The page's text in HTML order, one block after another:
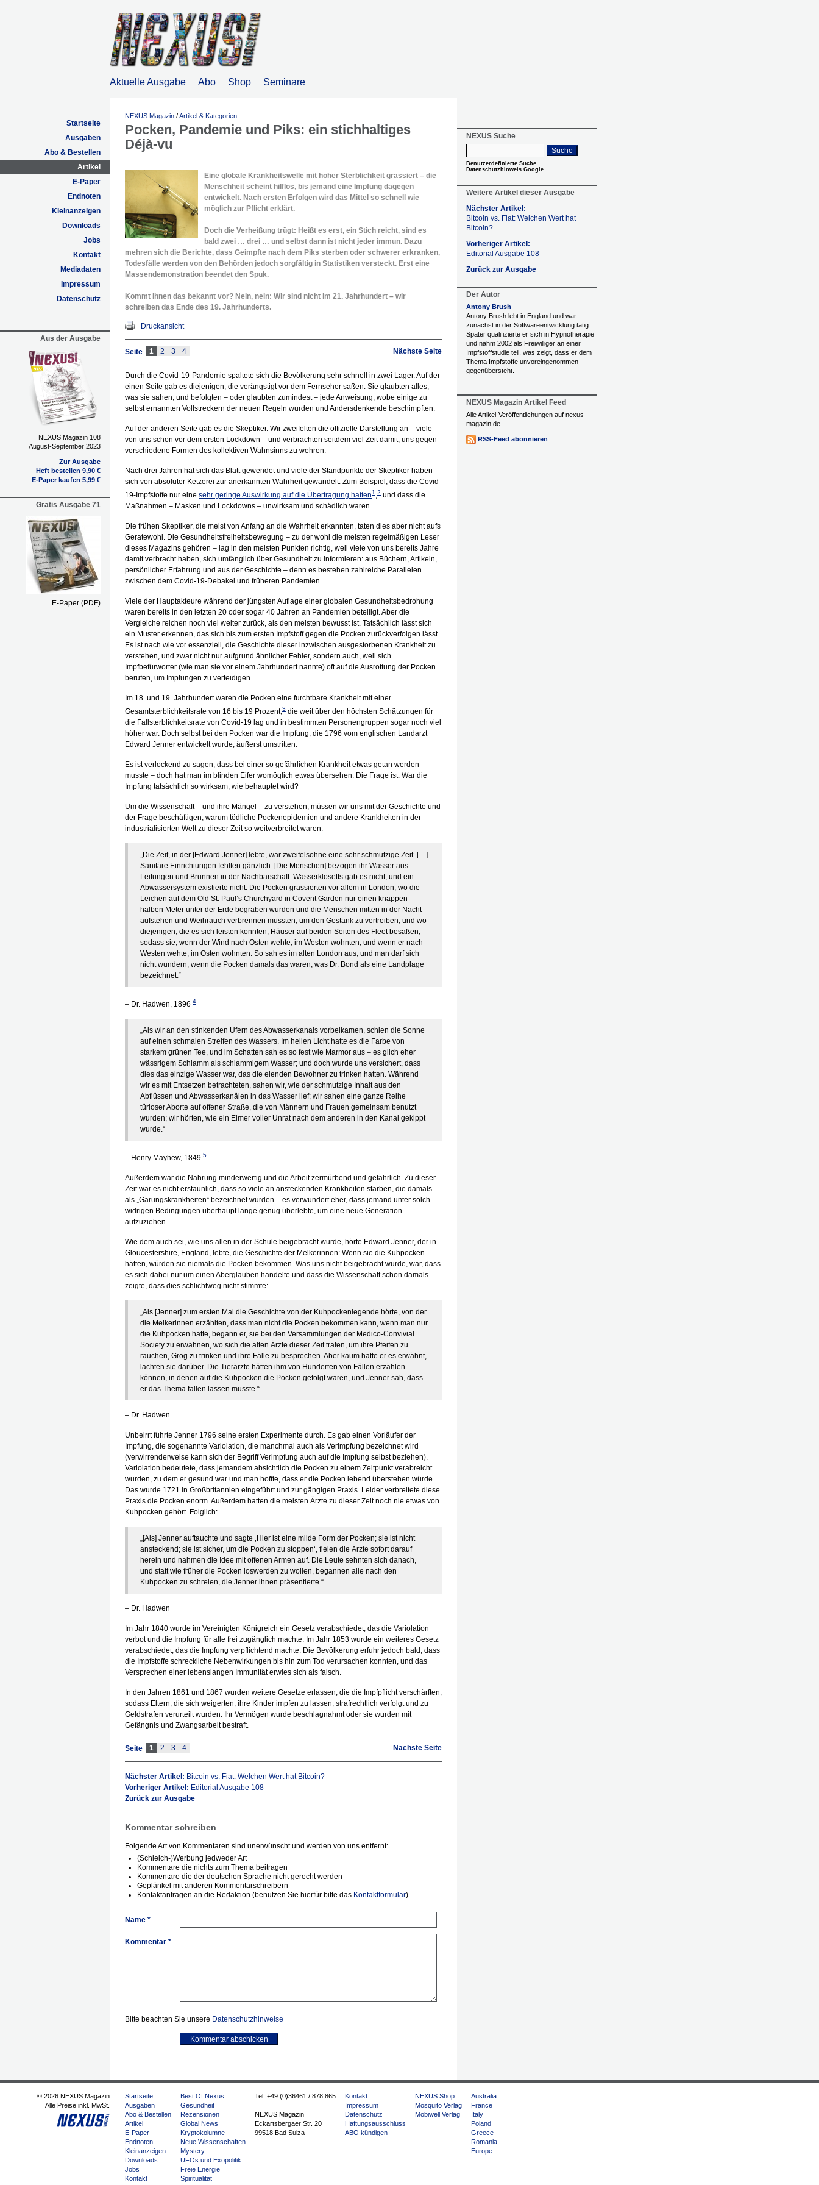
Aktuelle Ausgabe Abo Shop Seminare
Startseite
Ausgaben
Abo & Bestellen
Artikel
E-Paper
Endnoten
Kleinanzeigen
Downloads
Jobs
Kontakt
Mediadaten
Impressum
Datenschutz
Aus der Ausgabe
NEXUS Magazin 108
August-September 2023
Zur Ausgabe
Heft bestellen 9,90 €
E-Paper kaufen 5,99 €
Gratis Ausgabe 71
E-Paper (PDF)
NEXUS Magazin /Artikel & Kategorien
Pocken, Pandemie und Piks: ein stichhaltiges
Déjà-vu
Eine globale Krankheitswelle mit hoher Sterblichkeit grassiert – die
Menschheit scheint hilflos, bis jemand eine Impfung dagegen
entwickelt. Nach ersten Erfolgen wird das Mittel so schnell wie
möglich zur Pflicht erklärt.
Doch die Verheißung trügt: Heißt es erst, ein Stich reicht, sind es
bald zwei … drei … und selbst dann ist nicht jeder immun. Dazu
mehren sich die Berichte, dass Geimpfte nach dem Piks sterben oder schwerer erkranken,
Todesfälle werden von den Behörden jedoch sorgfältig in Statistiken versteckt. Erst eine
Massendemonstration beendet den Spuk.
Kommt Ihnen das bekannt vor? Nein, nein: Wir sind nicht im 21. Jahrhundert – wir
schreiben das Ende des 19. Jahrhunderts.
Druckansicht
Nächste Seite
Seite 1 2 3 4
Durch die Covid-19-Pandemie spaltete sich die Bevölkerung sehr schnell in zwei Lager. Auf der
einen Seite gab es diejenigen, die verängstigt vor dem Fernseher saßen. Sie glaubten alles,
was sie sahen, und befolgten – oder glaubten zumindest – jede Anweisung, wobe einige zu
selbst ernannten Vollstreckern der neuen Regeln wurden und Andersdenkende beschimpften.
Auf der anderen Seite gab es die Skeptiker. Wir zweifelten die offizielle Darstellung an – viele
von uns schon vor dem ersten Lockdown – und verbrachten seitdem viel Zeit damit, uns gegen
verschiedene Formen des kollektiven Wahnsinns zu wehren.
Nach drei Jahren hat sich das Blatt gewendet und viele der Standpunkte der Skeptiker haben
sich von absoluter Ketzerei zur anerkannten Wahrheit gewandelt. Zum Beispiel, dass die Covid-
19-Impfstoffe nur eine sehr geringe Auswirkung auf die Übertragung hatten1 ,2 und dass die
Maßnahmen – Masken und Lockdowns – unwirksam und schädlich waren.
Die frühen Skeptiker, die meist von Anfang an die Wahrheit erkannten, taten dies aber nicht aufs
Geratewohl. Die Gesundheitsfreiheitsbewegung – zu der wohl die meisten regelmäßigen Leser
dieses Magazins gehören – lag in den meisten Punkten richtig, weil viele von uns bereits Jahre
damit verbracht haben, sich umfänglich über Gesundheit zu informieren: aus Büchern, Artikeln,
persönlicher Erfahrung und aus der Geschichte – denn es bestehen zahlreiche Parallelen
zwischen dem Covid-19-Debakel und früheren Pandemien.
Viele der Hauptakteure während der jüngsten Auflage einer globalen Gesundheitsbedrohung
waren bereits in den letzten 20 oder sogar 40 Jahren an Pandemien beteiligt. Aber die
Vergleiche reichen noch viel weiter zurück, als den meisten bewusst ist. Tatsächlich lässt sich
ein Muster erkennen, das sich bis zum ersten Impfstoff gegen die Pocken zurückverfolgen lässt.
Es ist nach wie vor essenziell, die Geschichte dieser inzwischen ausgestorbenen Krankheit zu
verstehen, und zwar nicht nur aufgrund ähnlicher Fehler, sondern auch, weil sich
Impfbefürworter (wie man sie vor einem Jahrhundert nannte) oft auf die Ausrottung der Pocken
berufen, um Impfungen zu verteidigen.
Im 18. und 19. Jahrhundert waren die Pocken eine furchtbare Krankheit mit einer
Gesamtsterblichkeitsrate von 16 bis 19 Prozent,3 die weit über den höchsten Schätzungen für
die Fallsterblichkeitsrate von Covid-19 lag und in bestimmten Personengruppen sogar noch viel
höher war. Doch selbst bei den Pocken war die Impfung, die 1796 vom englischen Landarzt
Edward Jenner entwickelt wurde, äußerst umstritten.
Es ist verlockend zu sagen, dass bei einer so gefährlichen Krankheit etwas getan werden
musste – doch hat man im blinden Eifer womöglich etwas übersehen. Die Frage ist: War die
Impfung tatsächlich so wirksam, wie behauptet wird?
Um die Wissenschaft – und ihre Mängel – zu verstehen, müssen wir uns mit der Geschichte und
der Frage beschäftigen, warum tödliche Pockenepidemien und andere Krankheiten in der
industrialisierten Welt zu dieser Zeit so weitverbreitet waren.
„Die Zeit, in der [Edward Jenner] lebte, war zweifelsohne eine sehr schmutzige Zeit. […]
Sanitäre Einrichtungen fehlten gänzlich. [Die Menschen] bezogen ihr Wasser aus
Leitungen und Brunnen in der Nachbarschaft. Wasserklosetts gab es nicht, und ein
Abwassersystem existierte nicht. Die Pocken grassierten vor allem in London, wo die
Leichen auf dem Old St. Paul’s Churchyard in Covent Garden nur einen knappen
halben Meter unter der Erde begraben wurden und die Menschen mitten in der Nacht
aufstehen und Weihrauch verbrennen mussten, um den Gestank zu vertreiben; und wo
diejenigen, die es sich leisten konnten, Häuser auf beiden Seiten des Fleet besaßen,
sodass sie, wenn der Wind nach Osten wehte, im Westen wohnten, und wenn er nach
Westen wehte, im Osten wohnten. So sah es im alten London aus, und man darf sich
nicht wundern, wenn die Pocken damals das waren, was Dr. Bond als eine Landplage
bezeichnet.“
– Dr. Hadwen, 1896 4
„Als wir an den stinkenden Ufern des Abwasserkanals vorbeikamen, schien die Sonne
auf einen schmalen Streifen des Wassers. Im hellen Licht hatte es die Farbe von
starkem grünen Tee, und im Schatten sah es so fest wie Marmor aus – es glich eher
wässrigem Schlamm als schlammigem Wasser; und doch wurde uns versichert, dass
dies das einzige Wasser war, das die elenden Bewohner zu trinken hatten. Während
wir es mit Entsetzen betrachteten, sahen wir, wie der schmutzige Inhalt aus den
Abflüssen und Abwasserkanälen in das Wasser lief; wir sahen eine ganze Reihe
türloser Aborte auf offener Straße, die von Männern und Frauen gemeinsam benutzt
wurden; wir hörten, wie ein Eimer voller Unrat nach dem anderen in den Kanal gekippt
wurde.“
– Henry Mayhew, 1849 5
Außerdem war die Nahrung minderwertig und die Arbeit zermürbend und gefährlich. Zu dieser
Zeit war es nicht erstaunlich, dass so viele an ansteckenden Krankheiten starben, die damals
als „Gärungskrankheiten“ bezeichnet wurden – es verwundert eher, dass jemand unter solch
widrigen Bedingungen überhaupt lange genug überlebte, um eine neue Generation
aufzuziehen.
Wie dem auch sei, wie uns allen in der Schule beigebracht wurde, hörte Edward Jenner, der in
Gloucestershire, England, lebte, die Geschichte der Melkerinnen: Wenn sie die Kuhpocken
hätten, würden sie niemals die Pocken bekommen. Was uns nicht beigebracht wurde, war, dass
es sich dabei nur um einen Aberglauben handelte und dass die Wissenschaft schon damals
zeigte, dass dies schlichtweg nicht stimmte:
„Als [Jenner] zum ersten Mal die Geschichte von der Kuhpockenlegende hörte, von der
die Melkerinnen erzählten, dass man nicht die Pocken bekommen kann, wenn man nur
die Kuhpocken hatte, begann er, sie bei den Versammlungen der Medico-Convivial
Society zu erwähnen, wo sich die alten Ärzte dieser Zeit trafen, um ihre Pfeifen zu
rauchen, Grog zu trinken und ihre Fälle zu besprechen. Aber kaum hatte er es erwähnt,
lachten sie darüber. Die Tierärzte hätten ihm von Hunderten von Fällen erzählen
können, in denen auf die Kuhpocken die Pocken gefolgt waren, und Jenner sah, dass
er das Thema fallen lassen musste.“
– Dr. Hadwen
Unbeirrt führte Jenner 1796 seine ersten Experimente durch. Es gab einen Vorläufer der
Impfung, die sogenannte Variolation, die manchmal auch als Verimpfung bezeichnet wird
(verwirrenderweise kann sich der Begriff Verimpfung auch auf die Impfung selbst beziehen).
Variolation bedeutete, dass jemandem absichtlich die Pocken zu einem Zeitpunkt verabreicht
wurden, zu dem er gesund war und man hoffte, dass er die Pocken lebend überstehen würde.
Das wurde 1721 in Großbritannien eingeführt und zur gängigen Praxis. Leider verbreitete diese
Praxis die Pocken enorm. Außerdem hatten die meisten Ärzte zu dieser Zeit noch nie etwas von
Kuhpocken gehört. Folglich:
„[Als] Jenner auftauchte und sagte ‚Hier ist eine milde Form der Pocken; sie ist nicht
ansteckend; sie ist sicher, um die Pocken zu stoppen‘, fielen die Ärzte sofort darauf
herein und nahmen die Idee mit offenen Armen auf. Die Leute sehnten sich danach,
und statt wie früher die Pocken loswerden zu wollen, begannen alle nach den
Kuhpocken zu schreien, die Jenner ihnen präsentierte.“
– Dr. Hadwen
Im Jahr 1840 wurde im Vereinigten Königreich ein Gesetz verabschiedet, das die Variolation
verbot und die Impfung für alle frei zugänglich machte. Im Jahr 1853 wurde ein weiteres Gesetz
verabschiedet, das die Impfung verpflichtend machte. Die Bevölkerung erfuhr jedoch bald, dass
die Impfstoffe schreckliche Nebenwirkungen bis hin zum Tod verursachen konnten, und das
Versprechen einer lebenslangen Immunität erwies sich als falsch.
In den Jahren 1861 und 1867 wurden weitere Gesetze erlassen, die die Impfpflicht verschärften,
sodass Eltern, die sich weigerten, ihre Kinder impfen zu lassen, strafrechtlich verfolgt und zu
Geldstrafen verurteilt wurden. Ihr Vermögen wurde beschlagnahmt oder sie wurden mit
Gefängnis und Zwangsarbeit bestraft.
Nächste Seite
Seite 1 2 3 4
Nächster Artikel: Bitcoin vs. Fiat: Welchen Wert hat Bitcoin?
Vorheriger Artikel: Editorial Ausgabe 108
Zurück zur Ausgabe
Kommentar schreiben
Folgende Art von Kommentaren sind unerwünscht und werden von uns entfernt:
(Schleich-)Werbung jedweder Art
Kommentare die nichts zum Thema beitragen
Kommentare die der deutschen Sprache nicht gerecht werden
Geplänkel mit anderen Kommentarschreibern
Kontaktanfragen an die Redaktion (benutzen Sie hierfür bitte das Kontaktformular)
Name *
Kommentar *
Bitte beachten Sie unsere Datenschutzhinweise
Kommentar abschicken
NEXUS Suche
Suche
Benutzerdefinierte Suche
Datenschutzhinweis Google
Weitere Artikel dieser Ausgabe
Nächster Artikel:
Bitcoin vs. Fiat: Welchen Wert hat
Bitcoin?
Vorheriger Artikel:
Editorial Ausgabe 108
Zurück zur Ausgabe
Der Autor
Antony Brush
Antony Brush lebt in England und war
zunächst in der Softwareentwicklung tätig.
Später qualifizierte er sich in Hypnotherapie
und nahm 2002 als Freiwilliger an einer
Impfstoffstudie teil, was zeigt, dass er dem
Thema Impfstoffe unvoreingenommen
gegenübersteht.
NEXUS Magazin Artikel Feed
Alle Artikel-Veröffentlichungen auf nexus-
magazin.de
RSS-Feed abonnieren
© 2026 NEXUS Magazin
Alle Preise inkl. MwSt.
Startseite
Ausgaben
Abo & Bestellen
Artikel
E-Paper
Endnoten
Kleinanzeigen
Downloads
Jobs
Kontakt
Best Of Nexus
Gesundheit
Rezensionen
Global News
Kryptokolumne
Neue Wissenschaften
Mystery
UFOs und Exopolitik
Freie Energie
Spiritualität
Tel. +49 (0)36461 / 878 865
NEXUS Magazin
Eckartsbergaer Str. 20
99518 Bad Sulza
Kontakt
Impressum
Datenschutz
Haftungsausschluss
ABO kündigen
NEXUS Shop
Mosquito Verlag
Mobiwell Verlag
Australia
France
Italy
Poland
Greece
Romania
Europe